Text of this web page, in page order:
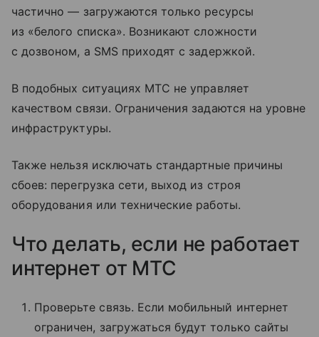
частично — загружаются только ресурсы
из «белого списка». Возникают сложности
с дозвоном, а SMS приходят с задержкой.
В подобных ситуациях МТС не управляет
качеством связи. Ограничения задаются на уровне
инфраструктуры.
Также нельзя исключать стандартные причины
сбоев: перегрузка сети, выход из строя
оборудования или технические работы.
Что делать, если не работает
интернет от МТС
Проверьте связь. Если мобильный интернет
ограничен, загружаться будут только сайты